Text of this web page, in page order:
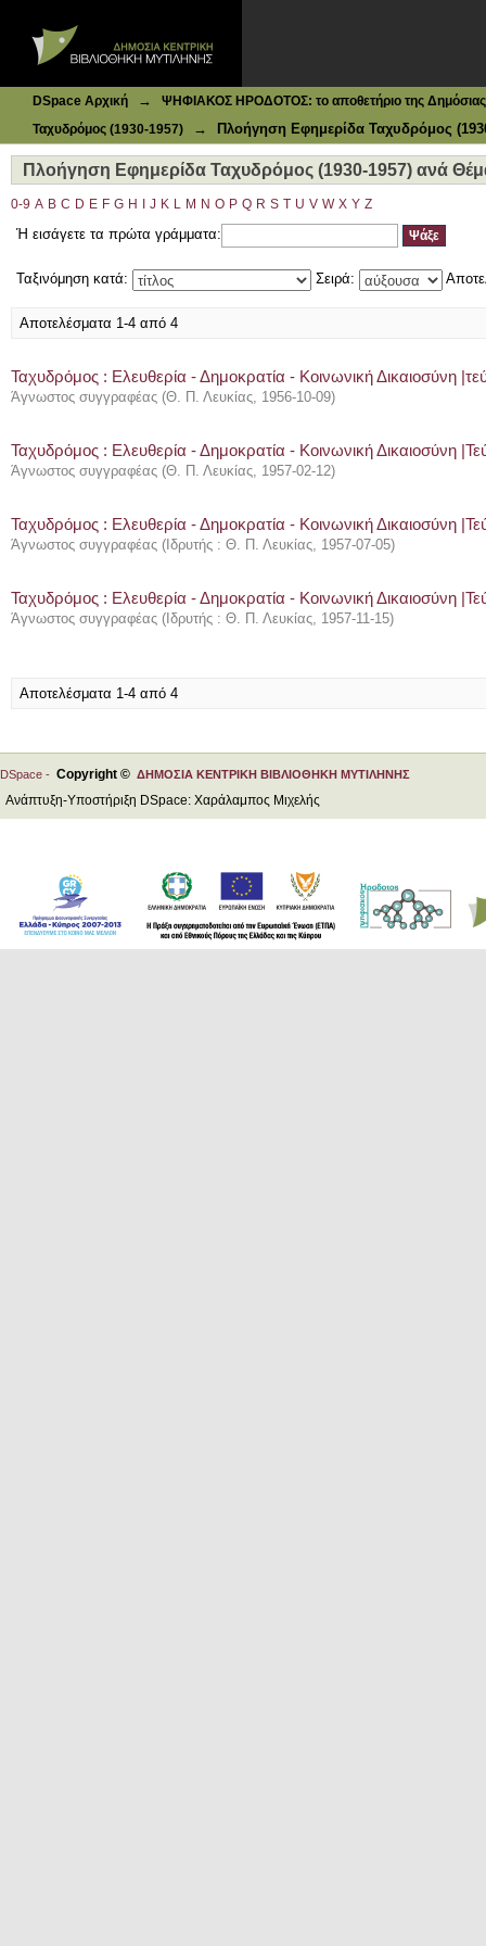
DSpace Αρχική →
ΨΗΦΙΑΚΟΣ ΗΡΟΔΟΤΟΣ: το αποθετήριο της Δημόσιας
Ταχυδρόμος (1930-1957)
→ Πλοήγηση Εφημερίδα Ταχυδρόμος
Πλοήγηση Εφημερίδα Ταχυδρόμος (1930-1957) ανά
0-9 A B C D E F G H J K L M N O P Q R S T U V W X Y Z
Ή εισάγετε τα πρώτα γράμματα:
Ταξινόμηση κατά: Σειρά:
Αποτελέσματα 1-4 από 4
Ταχυδρόμος : Ελευθερία - Δημοκρατία - Κοινωνική Δικαιοσύνη
Άγνωστος συγγραφέας (Θ. Π. Λευκίας, 1956-10-09)
Ταχυδρόμος : Ελευθερία - Δημοκρατία - Κοινωνική Δικαιοσύνη
Άγνωστος συγγραφέας (Θ. Π. Λευκίας, 1957-02-12)
Ταχυδρόμος : Ελευθερία - Δημοκρατία - Κοινωνική Δικαιοσύνη
Άγνωστος συγγραφέας ( Ιδρυτής : Θ. Π. Λευκίας, 1957-07-05)
Ταχυδρόμος : Ελευθερία - Δημοκρατία - Κοινωνική Δικαιοσύνη
Άγνωστος συγγραφέας ( Ιδρυτής : Θ. Π. Λευκίας, 1957-11-15)
Αποτελέσματα 1-4 από 4
DSpace - Copyright © ΔΗΜΟΣΙΑ ΚΕΝΤΡΙΚΗ ΒΙΒΛΙΟΘΗΚΗ ΜΥΤΙΛΗΝΗΣ
Ανάπτυξη-Υποστήριξη DSpace: Χαράλαμπος Μιχελής